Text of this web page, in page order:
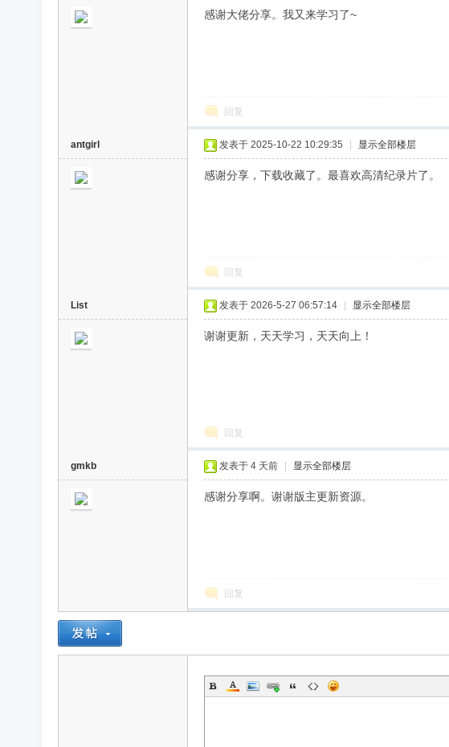
感谢大佬分享。我又来学习了~
回复
antgirl 发表于 2025-10-22 10:29:35 显示全部楼层
感谢分享，下载收藏了。最喜欢高清纪录片了。
回复
List 发表于 2026-5-27 06:57:14 显示全部楼层
谢谢更新，天天学习，天天向上！
回复
gmkb 发表于 4 天前 显示全部楼层
感谢分享啊。谢谢版主更新资源。
回复